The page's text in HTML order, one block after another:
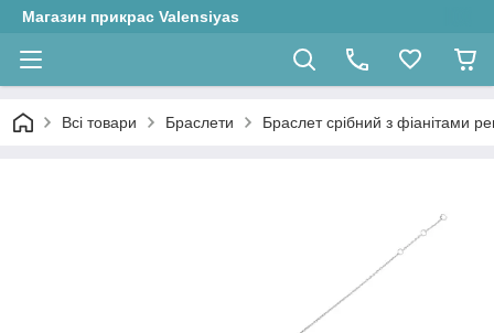
Магазин прикрас Valensiyas
Всі товари Браслети Браслет срібний з фіанітами